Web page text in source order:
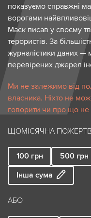
показуємо справжні
ворогами
Маск писав у своєму
терористів. За
журналістики даних —
перевірених джерел
Ми не залежимо від
власника. Ніхто не
говорити чи про що не
ЩОМІСЯЧНА
100 грн 500 грн
Інша сума
АБО